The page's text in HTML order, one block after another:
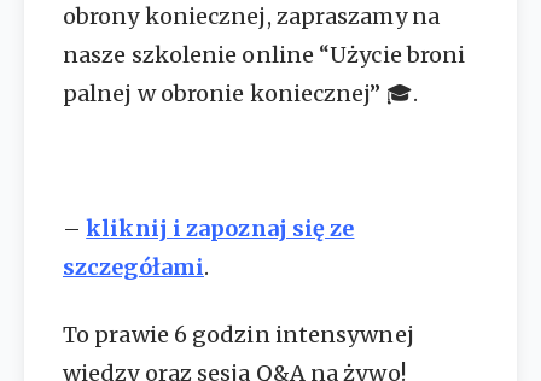
obrony koniecznej, zapraszamy na
nasze szkolenie online “Użycie broni
palnej w obronie koniecznej” 🎓.
–kliknij i zapoznaj się ze
szczegółami.
To prawie 6 godzin intensywnej
wiedzy oraz sesja Q&A na żywo!